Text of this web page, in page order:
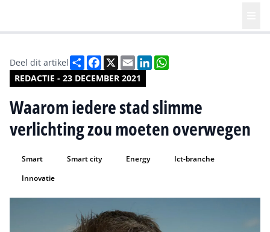
REDACTIE - 23 DECEMBER 2021
Deel dit artikel DeelFacebook
X EmailLinkedIn
Waarom iedere stad slimme
verlichting zou moeten overwegen
Smart Smart city Energy
Ict-branche
Innovatie